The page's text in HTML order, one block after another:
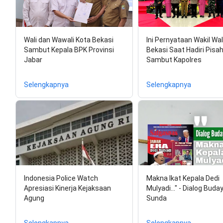
Wali dan Wawali Kota Bekasi
Sambut Kepala BPK Provinsi
Jabar
Selengkapnya
Ini Pernyataan Wakil
Bekasi Saat Hadiri Pisah
Sambut Kapolres
Selengkapnya
Indonesia Police Watch
Apresiasi Kinerja Kejaksaan
Agung
Makna Ikat Kepala Dedi
Mulyadi..." - Dialog
Sunda